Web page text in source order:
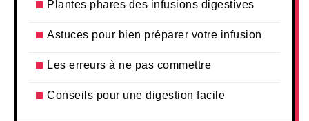
Plantes phares des infusions digestives
Astuces pour bien préparer votre infusion
Les erreurs à ne pas commettre
Conseils pour une digestion facile